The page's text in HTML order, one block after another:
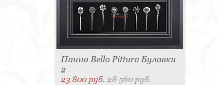
Панно Bello Pittura Булавки
2
23 800 руб.28 560 руб.